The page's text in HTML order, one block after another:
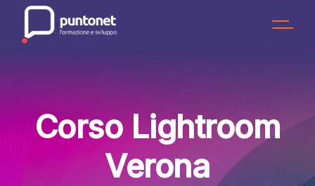
content
Corso Lightroom
Verona